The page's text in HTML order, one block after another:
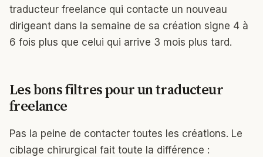
traducteur freelance qui contacte un nouveau
dirigeant dans la semaine de sa création signe 4 à
6 fois plus que celui qui arrive 3 mois plus tard.
Les bons filtres pour un traducteur
freelance
Pas la peine de contacter toutes les créations. Le
ciblage chirurgical fait toute la différence :